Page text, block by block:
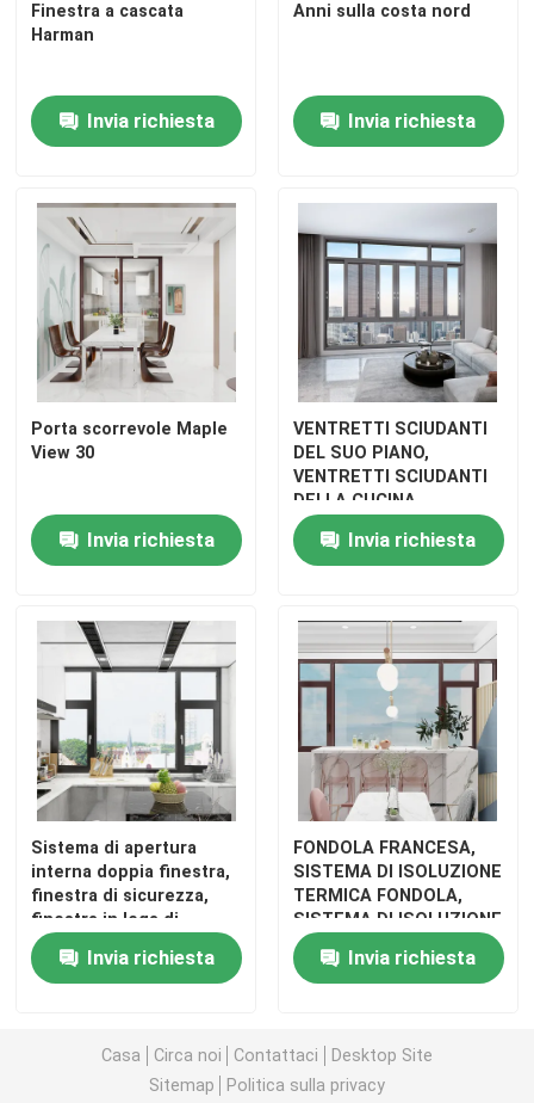
Finestra a cascata
Harman
Invia richiesta
Anni sulla costa nord
Invia richiesta
Porta scorrevole Maple
View 30
Invia richiesta
VENTRETTI SCIUDANTI
DEL SUO PIANO,
VENTRETTI SCIUDANTI
DELLA CUCINA,
VENTRETTI SCIUDANTI a
prova di zanzare
Invia richiesta
Sistema di apertura
interna doppia finestra,
finestra di sicurezza,
finestra in lega di
alluminio
Invia richiesta
FONDOLA FRANCESA,
SISTEMA DI ISOLUZIONE
TERMICA FONDOLA,
SISTEMA DI ISOLUZIONE
acustica FONDOLA
Invia richiesta
Casa Circa noi Contattaci
Desktop Site
Sitemap
Politica sulla privacy